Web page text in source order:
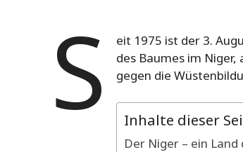
S
eit 1975 ist der 3.
des Baumes im
gegen die
Inhalte dieser
Der Niger – ein